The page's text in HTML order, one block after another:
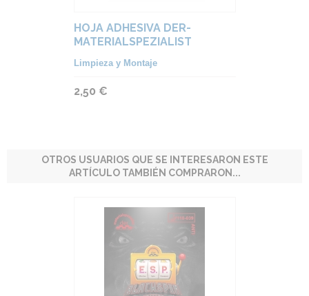
HOJA ADHESIVA DER-
MATERIALSPEZIALIST
Limpieza y Montaje
2,50 €
OTROS USUARIOS QUE SE INTERESARON ESTE
ARTÍCULO TAMBIÉN COMPRARON...